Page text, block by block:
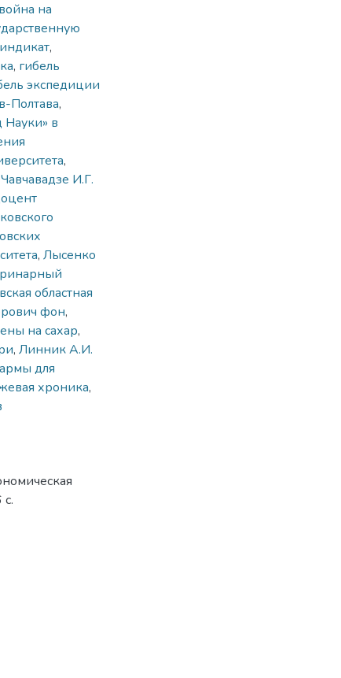
война на
,
, гибель
экспедиции
Полтава,
Науки» в
,
Чавчавадзе И.Г.
, Лысенко
областная
фон,
на сахар,
, Линник А.И.
для
хроника,